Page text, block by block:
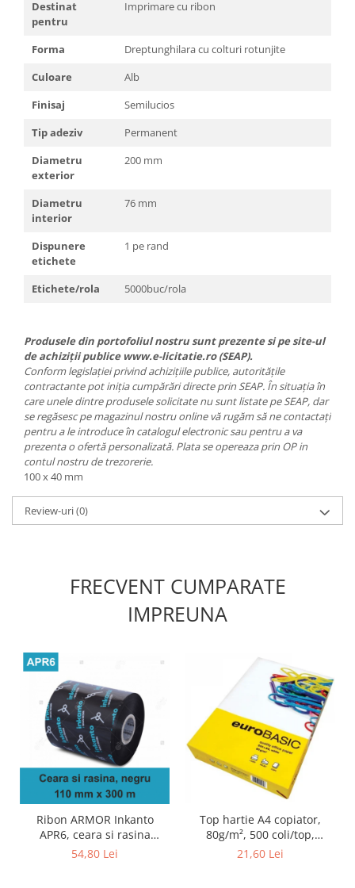
Destinat
pentru
Imprimare cu ribon
Forma
Dreptunghilara cu colturi rotunjite
Culoare
Alb
Finisaj
Semilucios
Tip adeziv
Permanent
Diametru
exterior
200 mm
Diametru
interior
76 mm
Dispunere
etichete
1 pe rand
Etichete/rola 5000buc/rola
Produsele din portofoliul nostru sunt prezente si pe site-ul
de achiziții publice www.e-licitatie.ro (SEAP).
Conform legislației privind achizițiile publice, autoritățile
contractante pot iniția cumpărări directe prin SEAP. În situația în
care unele dintre produsele solicitate nu sunt listate pe SEAP, dar
se regăsesc pe magazinul nostru online vă rugăm să ne contactați
pentru a le introduce în catalogul electronic sau pentru a va
prezenta o ofertă personalizată. Plata se opereaza prin OP in
contul nostru de trezorerie.
100 x 40 mm
Review-uri(0)
FRECVENT CUMPARATE
IMPREUNA
Ribon ARMOR Inkanto
APR6, ceara si rasina
(wax&resin), negru,
54,80 Lei
Top hartie A4 copiator,
80g/m², 500 coli/top,
euroBASIC
21,60 Lei